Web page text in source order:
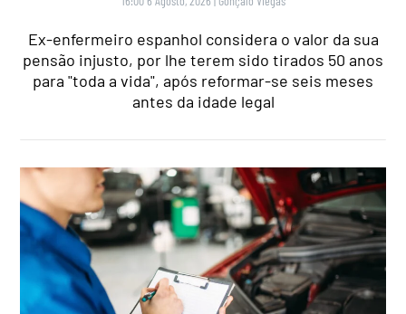
Ex-enfermeiro espanhol considera o valor da sua
pensão injusto, por lhe terem sido tirados 50 anos
para "toda a vida", após reformar-se seis meses
antes da idade legal